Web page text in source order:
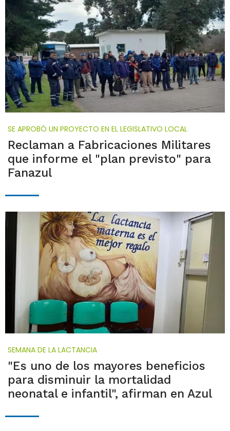
SE APROBÓ UN PROYECTO EN EL LEGISLATIVO LOCAL
Reclaman a Fabricaciones Militares
que informe el "plan previsto" para
Fanazul
SEMANA DE LA LACTANCIA
"Es uno de los mayores beneficios
para disminuir la mortalidad
neonatal e infantil", afirman en Azul